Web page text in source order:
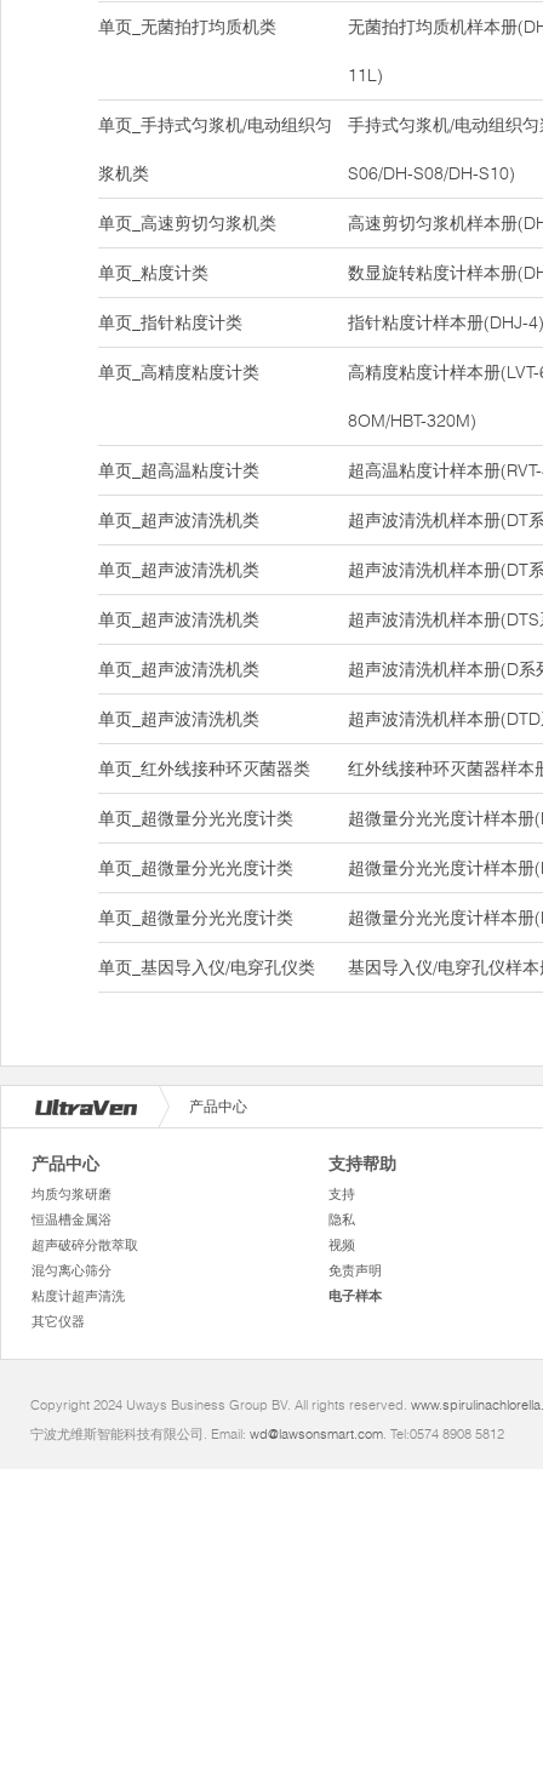
单页_无菌拍打均质机类 无菌拍打均质机样本册
11L)
单页_手持式匀浆机/电动组织匀
浆机类
手持式匀浆机/电动组织
S06/DH-S08/DH-S10)
单页_高速剪切匀浆机类 高速剪切匀浆机样本册
单页_粘度计类 数显旋转粘度计样本册
单页_指针粘度计类 指针粘度计样本册(DHJ-4)
单页_高精度粘度计类 高精度粘度计样本册
8OM/HBT-320M)
单页_超高温粘度计类 超高温粘度计样本册
单页_超声波清洗机类 超声波清洗机样本册(DT
单页_超声波清洗机类 超声波清洗机样本册(DT
单页_超声波清洗机类 超声波清洗机样本册
单页_超声波清洗机类 超声波清洗机样本册(D系
单页_超声波清洗机类 超声波清洗机样本册
单页_红外线接种环灭菌器类 红外线接种环灭菌器样本
单页_超微量分光光度计类 超微量分光光度计样本册
单页_超微量分光光度计类 超微量分光光度计样本册
单页_超微量分光光度计类 超微量分光光度计样本册
单页_基因导入仪/电穿孔仪类 基因导入仪/电穿孔仪样
产品中心
产品中心
均质匀浆研磨
恒温槽金属浴
超声破碎分散萃取
混匀离心筛分
粘度计超声清洗
其它仪器
支持帮助
支持
隐私
视频
免责声明
电子样本
Copyright 2024 Uways Business Group BV. All rights reserved.
宁波尤维斯智能科技有限公司. Email: wd@lawsonsmart.com. Tel:0574 8908 5812